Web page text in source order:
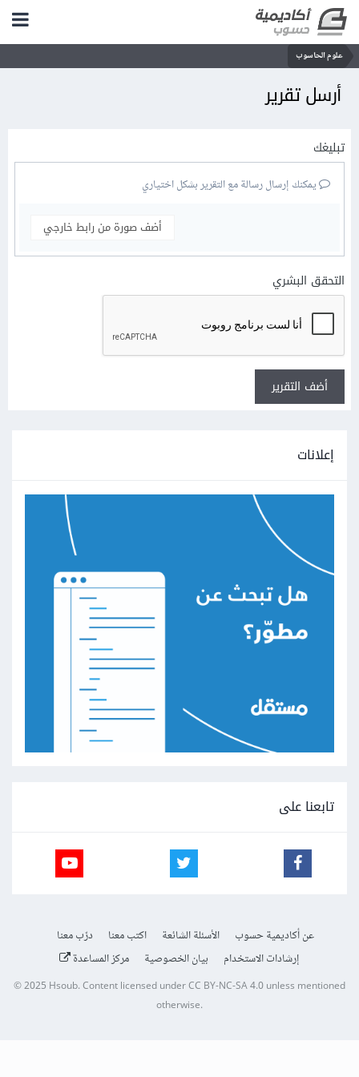
علوم الحاسوب
أرسل تقرير
تبليغك
يمكنك إرسال رسالة مع التقرير بشكل اختياري
أضف صورة من رابط خارجي
التحقق البشري
أضف التقرير
إعلانات
تابعنا على
عن أكاديمية حسوب الأسئلة الشائعة اكتب معنا
درّب معنا
إرشادات الاستخدام
بيان الخصوصية مركز المساعدة
© 2025 Hsoub.Content licensed underCC BY-NC-SA 4.0unless mentioned
otherwise.